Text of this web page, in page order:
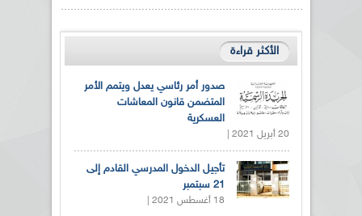
الأكثر قراءة
صدور أمر رئاسي يعدل ويتمم الأمر
المتضمن قانون المعاشات
العسكرية
20 أبريل 2021 |
تأجيل الدخول المدرسي القادم إلى
21 سبتمبر
18 أغسطس 2021 |